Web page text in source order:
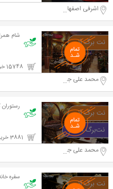
اشرفی اصفهانی
شام
محمد علی جناح
محمد علی جناح
سفره